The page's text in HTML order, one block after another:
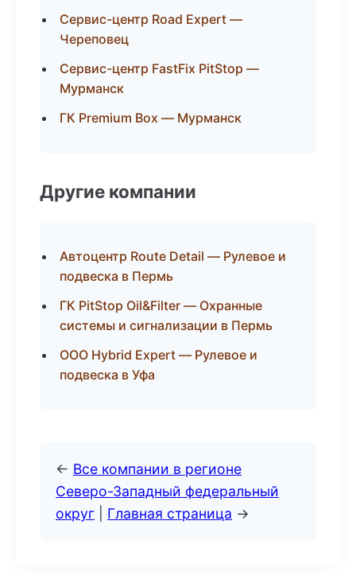
Сервис-центр Road Expert —
Череповец
Сервис-центр FastFix PitStop —
Мурманск
ГК Premium Box — Мурманск
Другие компании
Автоцентр Route Detail — Рулевое и
подвеска в Пермь
ГК PitStop Oil&Filter — Охранные
системы и сигнализации в Пермь
ООО Hybrid Expert — Рулевое и
подвеска в Уфа
← Все компании в регионе
Северо-Западный федеральный
округ
Главная страница →